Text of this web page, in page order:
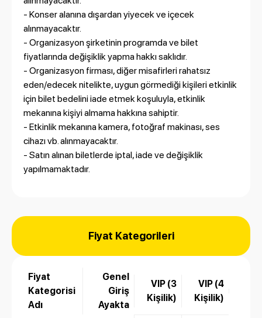
- Konser alanına dışardan yiyecek ve içecek
alınmayacaktır.
- Organizasyon şirketinin programda ve bilet
fiyatlarında değişiklik yapma hakkı saklıdır.
- Organizasyon firması, diğer misafirleri rahatsız
eden/edecek nitelikte, uygun görmediği kişileri etkinlik
için bilet bedelini iade etmek koşuluyla, etkinlik
mekanına kişiyi almama hakkına sahiptir.
- Etkinlik mekanına kamera, fotoğraf makinası, ses
cihazı vb. alınmayacaktır.
- Satın alınan biletlerde iptal, iade ve değişiklik
yapılmamaktadır.
Fiyat Kategorileri
Fiyat
Kategorisi
Adı
Genel
Giriş
Ayakta
VIP (3
Kişilik)
VIP (4
Kişilik)